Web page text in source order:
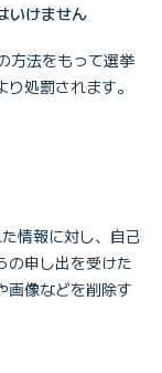
いけません
方法をもって選挙
処罰されます。
情報に対し、自己
の申し出を受けた
画像などを削除す